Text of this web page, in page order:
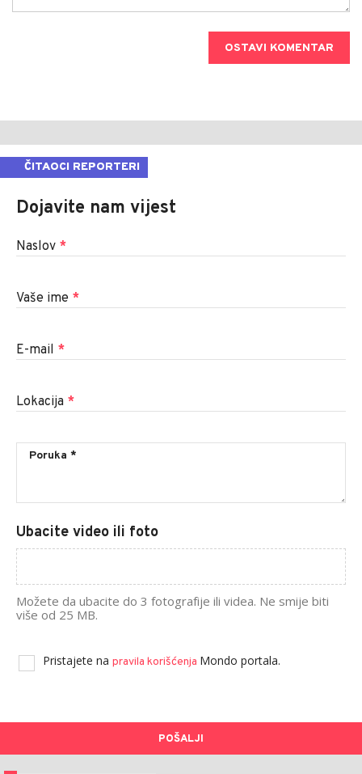
OSTAVI KOMENTAR
ČITAOCI REPORTERI
Dojavite nam vijest
Naslov *
Vaše ime *
E-mail *
Lokacija *
Ubacite video ili foto
Možete da ubacite do 3 fotografije ili videa. Ne smije biti
više od 25 MB.
Pristajete na pravila korišćenja Mondo portala.
POŠALJI